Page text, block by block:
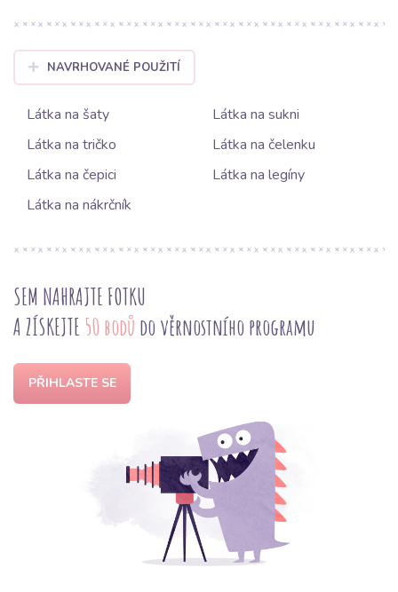
NAVRHOVANÉ POUŽITÍ
Látka na šaty
Látka na sukni
Látka na tričko
Látka na čelenku
Látka na čepici
Látka na legíny
Látka na nákrčník
SEM NAHRAJTE FOTKU
A ZÍSKEJTE 50 bodů do věrnostního programu
PŘIHLASTE SE